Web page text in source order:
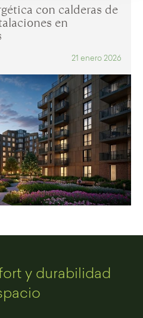
con calderas de
en
21 enero 2026
y durabilidad